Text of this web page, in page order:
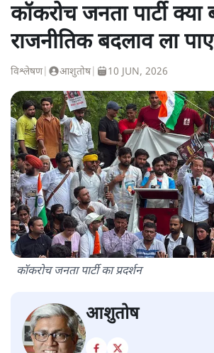
कॉकरोच जनता पार्टी क्या
राजनीतिक बदलाव ला
विश्लेषण| आशुतोष| 10 JUN, 2026
कॉकरोच जनता पार्टी का प्रदर्शन
आशुतोष